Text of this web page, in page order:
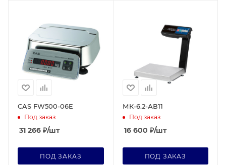
CAS FW500-06E
Под заказ
31 266 ₽/шт
ПОД ЗАКАЗ
МК-6.2-АВ11
Под заказ
16 600 ₽/шт
ПОД ЗАКАЗ